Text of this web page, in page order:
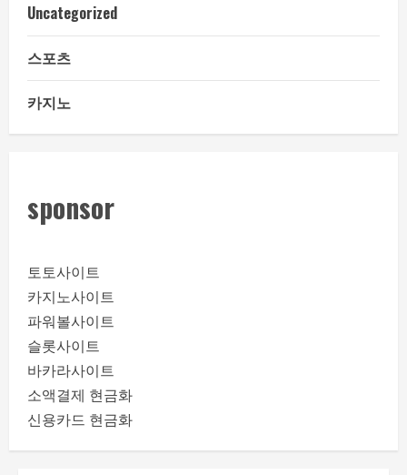
Uncategorized
스포츠
카지노
sponsor
토토사이트
카지노사이트
파워볼사이트
슬롯사이트
바카라사이트
소액결제 현금화
신용카드 현금화